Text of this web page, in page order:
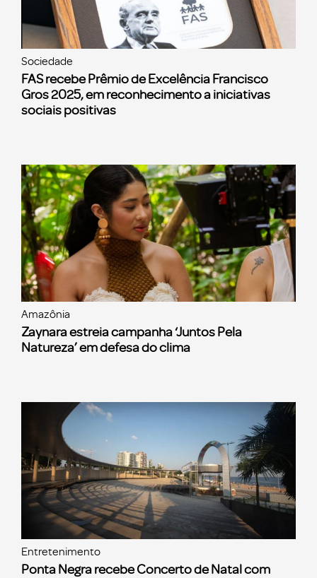
Sociedade
FAS recebe Prêmio de Excelência Francisco
Gros 2025, em reconhecimento a iniciativas
sociais positivas
Amazônia
Zaynara estreia campanha ‘Juntos Pela
Natureza’ em defesa do clima
Entretenimento
Ponta Negra recebe Concerto de Natal com